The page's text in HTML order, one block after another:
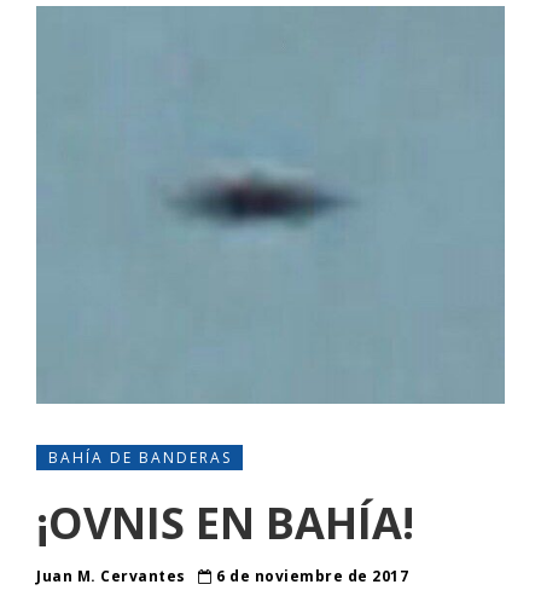
BAHÍA DE BANDERAS
¡OVNIS EN BAHÍA!
Juan M. Cervantes
6 de noviembre de 2017